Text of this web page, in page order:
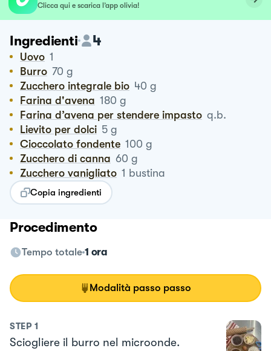
Clicca qui e scarica l’app olivia!
Ingredienti 4
Uovo 1
Burro 70 g
Zucchero integrale bio 40 g
Farina d'avena 180 g
Farina d’avena per stendere impasto q.b.
Lievito per dolci 5 g
Cioccolato fondente 100 g
Zucchero di canna 60 g
Zucchero vanigliato 1 bustina
Copia ingredienti
Procedimento
Tempo totale 1 ora
Modalità passo passo
STEP 1
Sciogliere il burro nel microonde.